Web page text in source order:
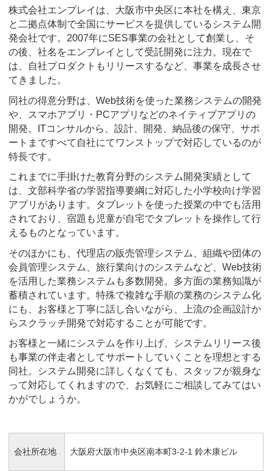
株式会社エンプレイは、大阪市中央区に本社を構え、東京
と二拠点体制で全国にサービスを提供しているシステム開
発会社です。2007年にSES事業の会社として創業し、そ
の後、社名をエンプレイとして受託開発に注力。現在で
は、自社プロダクトもリリースするなど、事業を成長させ
てきました。
同社の得意分野は、Web技術を使った業務システムの開発
や、スマホアプリ・PCアプリなどのネイティブアプリの
開発。ITコンサルから、設計、開発、納品後の保守、サポ
ートまですべて自社にてワンストップで対応しているのが
特長です。
これまでに手掛けた教育分野のシステム開発実績として
は、文部科学省の学習指導要綱に対応した小学校向け学習
アプリがあります。タブレットを使った授業の中でも活用
されており、宿題も児童が自宅でタブレットを操作して行
えるものとなっています。
そのほかにも、代理店の販売管理システム、組織や団体の
会員管理システム、旅行業向けのシステムなど、Web技術
を活用した業務システムも多数開発。多方面の業務知識が
蓄積されています。特殊で複雑な手順の業務のシステム化
にも、お客様と丁寧に話し合いながら、上流の企画設計か
らスクラッチ開発で対応することが可能です。
お客様と一緒にシステムを作り上げ、システムリリース後
も事業の伴走者としてサポートしていくことを理想とする
同社。システム開発に詳しくなくても、スタッフが親身な
って対応してくれますので、お気軽にご相談してみてはい
かがでしょうか。
会社所在地 大阪府大阪市中央区南本町3-2-1 鈴木康ビル